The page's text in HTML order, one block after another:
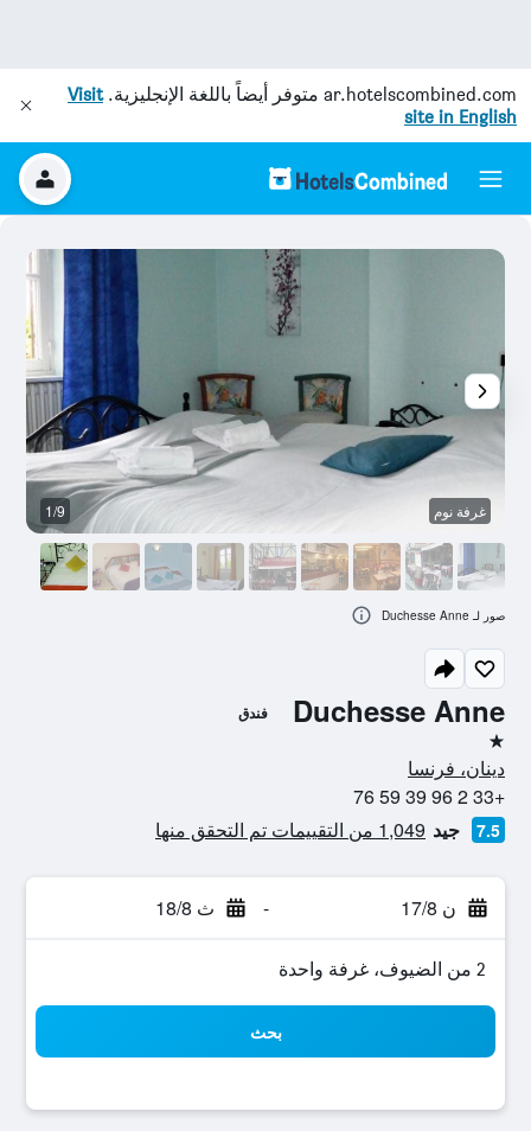
ar.hotelscombined.com متوفر أيضاً باللغة الإنجليزية.Visit
site in English
Duchesse Anne فندق
نجمة واحدة
دينان، فرنسا
+33 2 96 39 59 76
7.5 جيد 1,049 من التقييمات تم التحقق منها
ن 17/8 - ث 18/8
2 من الضيوف، غرفة واحدة
بحث
غرفة نوم 1/9
صور لـ Duchesse Anne